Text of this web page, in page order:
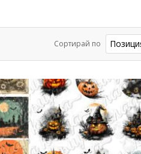
Сортирай по